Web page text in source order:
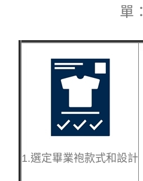
單：
1.選定畢業袍款式和設計